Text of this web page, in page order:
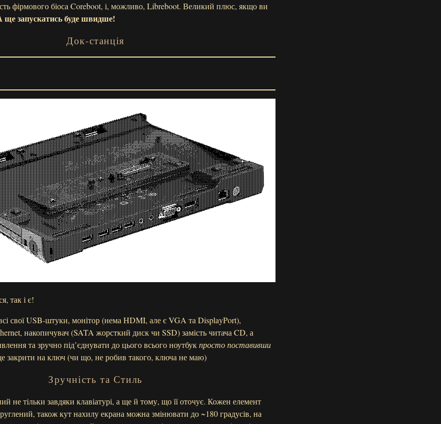
фірмового біоса Coreboot, і, можливо, Libreboot. Великий плюс, якщо ви
ще запускатись буде швидше!
Док-станція
так і є!
свої USB-штуки, монітор (нема HDMI, але є VGA та DisplayPort),
накопичувач (SATA жорсткий диск чи SSD) замість читача CD, а
та зручно під’єднувати до цього всього ноутбукпросто поставивши
закрити на ключ (чи що, не робив такого, ключа не маю)
Зручність та Стиль
не тільки завдяки клавіатурі, а ще й тому, що її оточує. Кожен елемент
також кут нахилу екрана можна змінювати до ~180 градусів, на